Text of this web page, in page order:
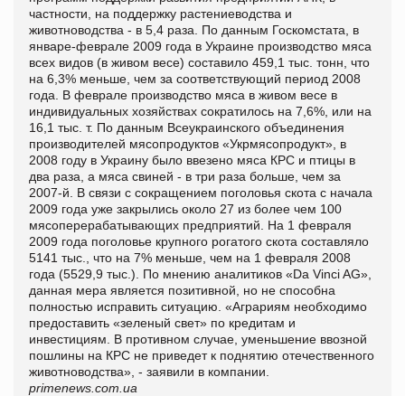
частности, на поддержку растениеводства и
животноводства - в 5,4 раза. По данным Госкомстата, в
январе-феврале 2009 года в Украине производство мяса
всех видов (в живом весе) составило 459,1 тыс. тонн, что
на 6,3% меньше, чем за соответствующий период 2008
года. В феврале производство мяса в живом весе в
индивидуальных хозяйствах сократилось на 7,6%, или на
16,1 тыс. т. По данным Всеукраинского объединения
производителей мясопродуктов «Укрмясопродукт», в
2008 году в Украину было ввезено мяса КРС и птицы в
два раза, а мяса свиней - в три раза больше, чем за
2007-й. В связи с сокращением поголовья скота с начала
2009 года уже закрылись около 27 из более чем 100
мясоперерабатывающих предприятий. На 1 февраля
2009 года поголовье крупного рогатого скота составляло
5141 тыс., что на 7% меньше, чем на 1 февраля 2008
года (5529,9 тыс.). По мнению аналитиков «Da Vinci AG»,
данная мера является позитивной, но не способна
полностью исправить ситуацию. «Аграриям необходимо
предоставить «зеленый свет» по кредитам и
инвестициям. В противном случае, уменьшение ввозной
пошлины на КРС не приведет к поднятию отечественного
животноводства», - заявили в компании.
primenews.com.ua